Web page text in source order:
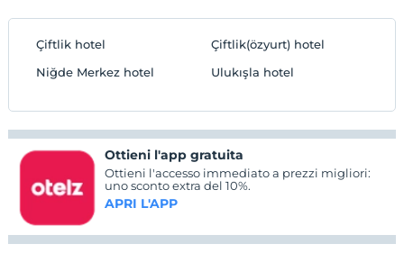
Çiftlik hotel
Çiftlik(özyurt) hotel
Niğde Merkez hotel
Ulukışla hotel
Ottieni l'app gratuita
Ottieni l'accesso immediato a prezzi migliori:
uno sconto extra del 10%.
APRI L'APP